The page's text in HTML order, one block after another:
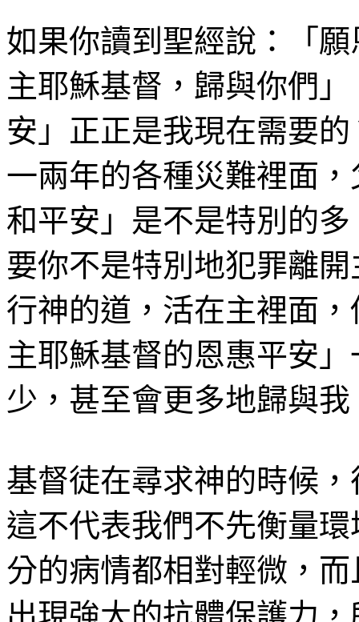
如果你讀到聖經說：「
主耶穌基督，歸與你們
安」正正是我現在需要
一兩年的各種災難裡面
和平安」是不是特別的
要你不是特別地犯罪離
行神的道，活在主裡面
主耶穌基督的恩惠平安
少，甚至會更多地歸與
基督徒在尋求神的時候
這不代表我們不先衡量
分的病情都相對輕微，